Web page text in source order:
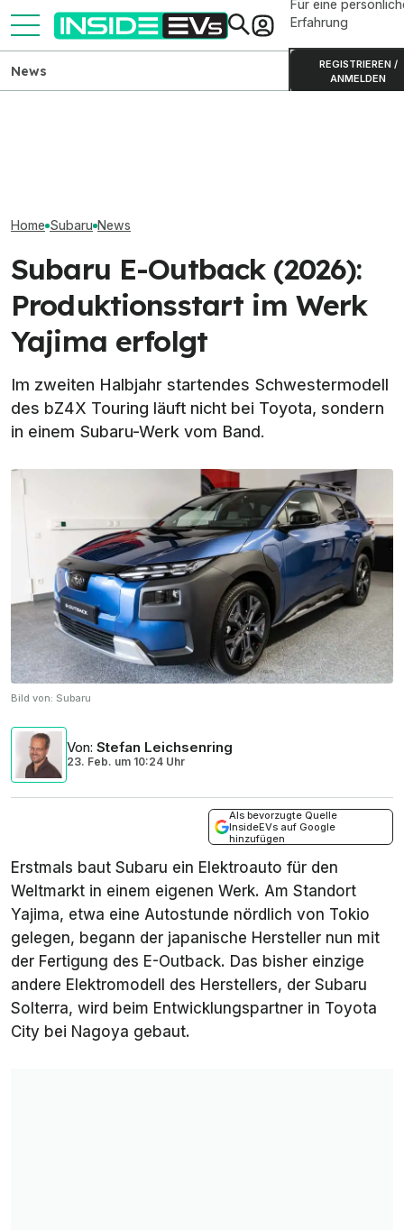
Für eine
Erfahrung
REGISTRIEREN /
ANMELDEN
News
Home Subaru News
Subaru E-Outback (2026):
Produktionsstart im Werk
Yajima erfolgt
Im zweiten Halbjahr startendes Schwestermodell
des bZ4X Touring läuft nicht bei Toyota, sondern
in einem Subaru-Werk vom Band.
Bild von: Subaru
Von: Stefan Leichsenring
23. Feb. um 10:24 Uhr
Als bevorzugte Quelle
InsideEVs auf Google
hinzufügen
Erstmals baut Subaru ein Elektroauto für den
Weltmarkt in einem eigenen Werk. Am Standort
Yajima, etwa eine Autostunde nördlich von Tokio
gelegen, begann der japanische Hersteller nun mit
der Fertigung des E-Outback. Das bisher einzige
andere Elektromodell des Herstellers, der Subaru
Solterra, wird beim Entwicklungspartner in Toyota
City bei Nagoya gebaut.